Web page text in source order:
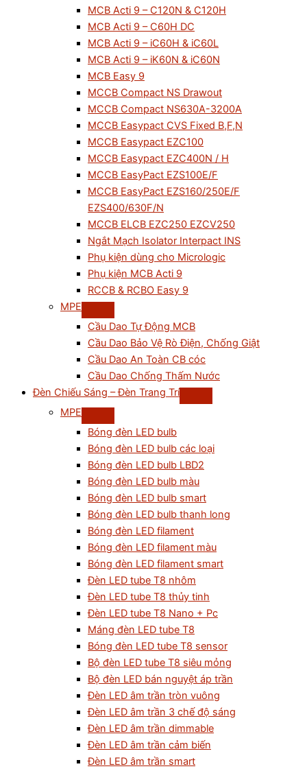
MCB Acti 9 – C120N & C120H
MCB Acti 9 – C60H DC
MCB Acti 9 – iC60H & iC60L
MCB Acti 9 – iK60N & iC60N
MCB Easy 9
MCCB Compact NS Drawout
MCCB Compact NS630A-3200A
MCCB Easypact CVS Fixed B,F,N
MCCB Easypact EZC100
MCCB Easypact EZC400N / H
MCCB EasyPact EZS100E/F
MCCB EasyPact EZS160/250E/F
EZS400/630F/N
MCCB ELCB EZC250 EZCV250
Ngắt Mạch Isolator Interpact INS
Phụ kiện dùng cho Micrologic
Phụ kiện MCB Acti 9
RCCB & RCBO Easy 9
MPE
Cầu Dao Tự Động MCB
Cầu Dao Bảo Vệ Rò Điện, Chống Giật
Cầu Dao An Toàn CB cóc
Cầu Dao Chống Thấm Nước
Đèn Chiếu Sáng – Đèn Trang Trí
MPE
Bóng đèn LED bulb
Bóng đèn LED bulb các loại
Bóng đèn LED bulb LBD2
Bóng đèn LED bulb màu
Bóng đèn LED bulb smart
Bóng đèn LED bulb thanh long
Bóng đèn LED filament
Bóng đèn LED filament màu
Bóng đèn LED filament smart
Đèn LED tube T8 nhôm
Đèn LED tube T8 thủy tinh
Đèn LED tube T8 Nano + Pc
Máng đèn LED tube T8
Bóng đèn LED tube T8 sensor
Bộ đèn LED tube T8 siêu mỏng
Bộ đèn LED bán nguyệt áp trần
Đèn LED âm trần tròn vuông
Đèn LED âm trần 3 chế độ sáng
Đèn LED âm trần dimmable
Đèn LED âm trần cảm biến
Đèn LED âm trần smart